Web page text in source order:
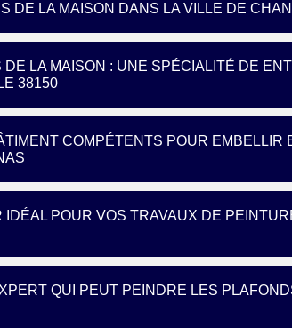
DE LA MAISON DANS LA VILLE DE
LA MAISON : UNE SPÉCIALITÉ DE
38150
COMPÉTENTS POUR EMBELLIR
POUR VOS TRAVAUX DE
QUI PEUT PEINDRE LES